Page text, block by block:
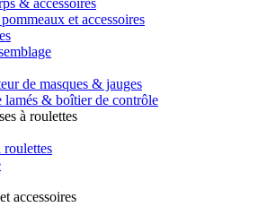
& accessoires
et accessoires
de masques & jauges
lamés & boîtier de contrôle
à roulettes
roulettes
accessoires